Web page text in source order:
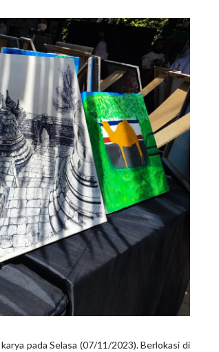
pada Selasa (07/11/2023). Berlokasi di